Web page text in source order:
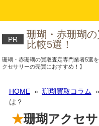
PR
珊瑚・赤珊瑚
比較5選！
珊瑚・赤珊瑚の買取査定専門業者5選
クセサリーの売買におすすめ！】
HOME» 珊瑚買取コラム
は？
珊瑚アクセ